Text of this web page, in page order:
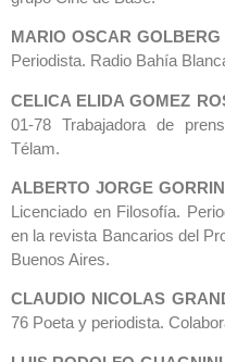
MARIO OSCAR GOLBERG
Periodista. Radio Bahía
CELICA ELIDA GOMEZ
01-78 Trabajadora de
Télam.
ALBERTO JORGE
Licenciado en Filosofía.
en la revista Bancarios del
Buenos Aires.
CLAUDIO NICOLAS
76 Poeta y periodista.